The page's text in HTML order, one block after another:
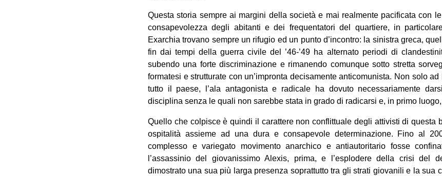
Questa storia sempre ai margini della società e mai realmente pacificata con
consapevolezza degli abitanti e dei frequentatori del quartiere, in
Exarchia trovano sempre un rifugio ed un punto d’incontro: la sinistra greca,
fin dai tempi della guerra civile del ’46-’49 ha alternato periodi di
subendo una forte discriminazione e rimanendo comunque sotto stretta
formatesi e strutturate con un’impronta decisamente anticomunista. Non solo
tutto il paese, l’ala antagonista e radicale ha dovuto necessariamente
disciplina senza le quali non sarebbe stata in grado di radicarsi e, in primo
Quello che colpisce è quindi il carattere non conflittuale degli attivisti di questa
ospitalità assieme ad una dura e consapevole determinazione. Fino al
complesso e variegato movimento anarchico e antiautoritario fosse
l’assassinio del giovanissimo Alexis, prima, e l’esplodere della crisi del
dimostrato una sua più larga presenza soprattutto tra gli strati giovanili e la sua